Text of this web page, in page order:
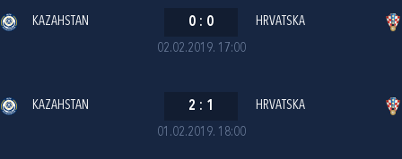
02.02.2019. 17:00
KAZAHSTAN 0 : 0 HRVATSKA
01.02.2019. 18:00
KAZAHSTAN 2 : 1 HRVATSKA